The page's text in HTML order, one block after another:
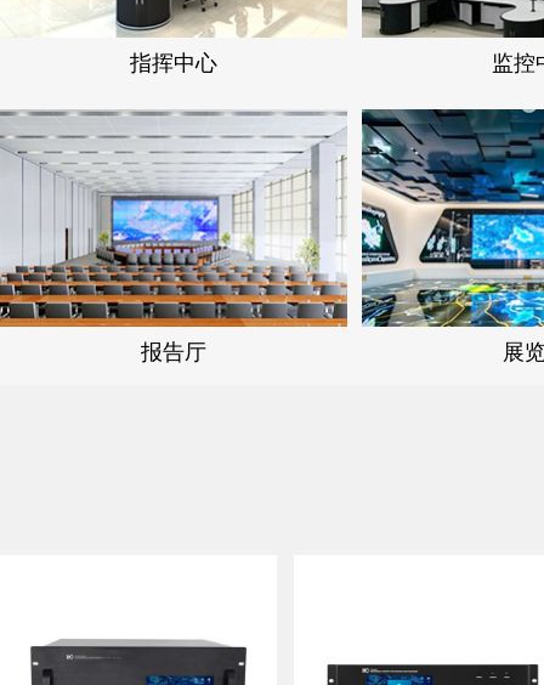
指挥中心 监控
报告厅 展